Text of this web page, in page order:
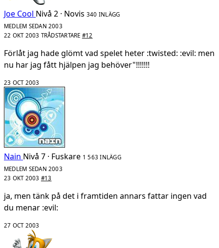
Joe Cool Nivå 2 · Novis 340 INLÄGG
MEDLEM SEDAN 2003
22 OKT 2003 TRÅDSTARTARE #12
Förlåt jag hade glömt vad spelet heter :twisted: :evil: men
nu har jag fått hjälpen jag behöver"!!!!!!!
23 OCT 2003
Nain Nivå 7 · Fuskare 1 563 INLÄGG
MEDLEM SEDAN 2003
23 OKT 2003 #13
ja, men tänk på det i framtiden annars fattar ingen vad
du menar :evil:
27 OCT 2003